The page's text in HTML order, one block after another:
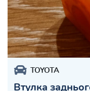
TOYOTA
Втулка